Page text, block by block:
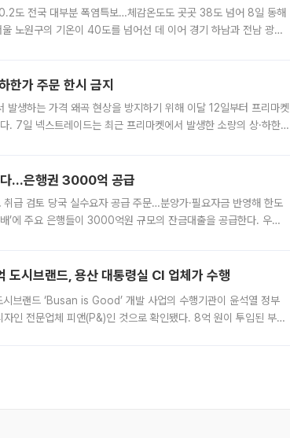
도 전국 대부분 폭염특보…체감온도도 곳곳 38도 넘어 8일 동해
노원구의 기온이 40도를 넘어선 데 이어 경기 하남과 전남 광양
한가 주문 한시 금지
발생하는 가격 왜곡 현상을 방지하기 위해 이달 12일부터 프리마켓
. 7일 넥스트레이드는 최근 프리마켓에서 발생한 소량의 상·하한
다…은행권 3000억 공급
급 검토 당국 실수요자 공급 주문…분양가·필요자금 반영해 한도
’에 주요 은행들이 3000억원 규모의 잔금대출을 공급한다. 우리
시브랜드, 용산 대통령실 CI 업체가 수행
브랜드 ‘Busan is Good’ 개발 사업의 수행기관이 윤석열 정부
인 전문업체 피앤(P&)인 것으로 확인됐다. 8억 원이 투입된 부산